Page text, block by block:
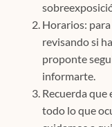
Horarios:
revisando si
proponte
informarte.
Recuerda que
todo lo que